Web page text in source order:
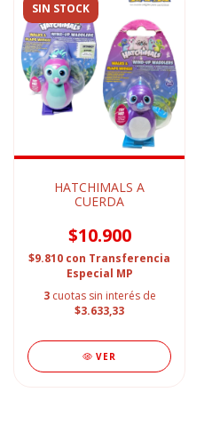
SIN STOCK
HATCHIMALS A
CUERDA
$10.900
$9.810 con Transferencia
Especial MP
3 cuotas sin interés de
$3.633,33
VER